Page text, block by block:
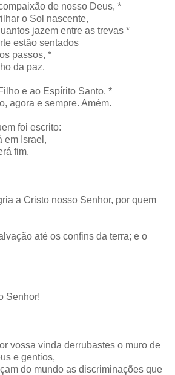
de nosso Deus, *
o Sol nascente,
jazem entre as trevas *
estão sentados
passos, *
da paz.
e ao Espírito Santo. *
agora e sempre. Amém.
foi escrito:
em Israel,
fim.
a Cristo nosso Senhor, por quem
até os confins da terra; e o
Senhor!
vossa vinda derrubastes o muro de
e gentios,
do mundo as discriminações que